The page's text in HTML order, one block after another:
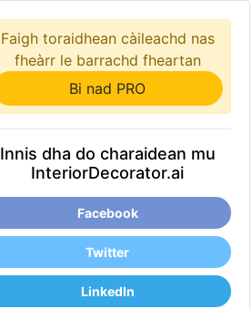
Faigh toraidhean càileachd nas
fheàrr le barrachd fheartan
Bi nad PRO
Innis dha do charaidean mu
InteriorDecorator.ai
Facebook
Twitter
LinkedIn